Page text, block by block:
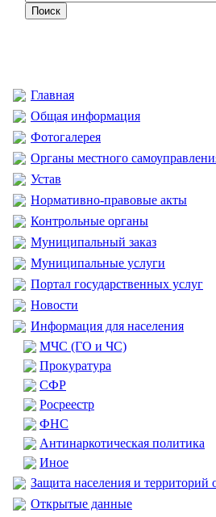
Главная
Общая информация
Фотогалерея
Органы местного
Устав
Нормативно-правовые акты
Контрольные органы
Муниципальный заказ
Муниципальные услуги
Портал государственных услуг
Новости
Информация для населения
МЧС (ГО и ЧС)
Прокуратура
CФР
Росреестр
ФНС
Антинаркотическая политика
Иное
Защита населения и территорий
Открытые данные